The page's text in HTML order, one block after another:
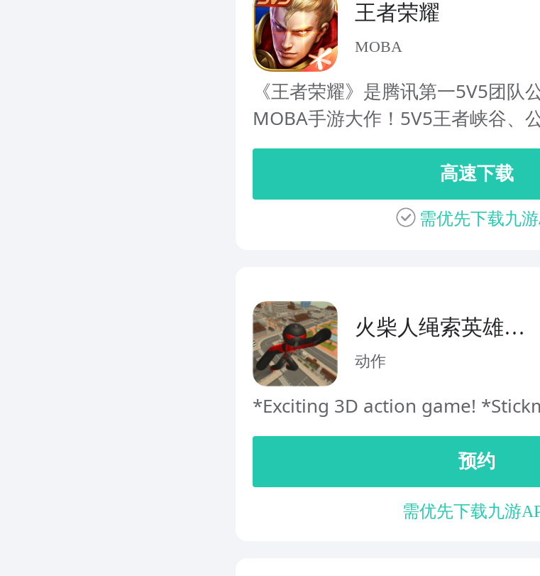
王者荣耀
MOBA
《王者荣耀》是腾讯第一5V5团队
MOBA手游大作！5V5王者峡谷、
高速下载
需优先下载九
火柴人绳索英雄
Stickman Re Hero
动作
*Exciting 3D action game!
预约
需优先下载九游